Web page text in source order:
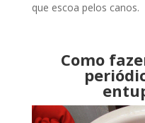
que escoa pelos canos.
Como